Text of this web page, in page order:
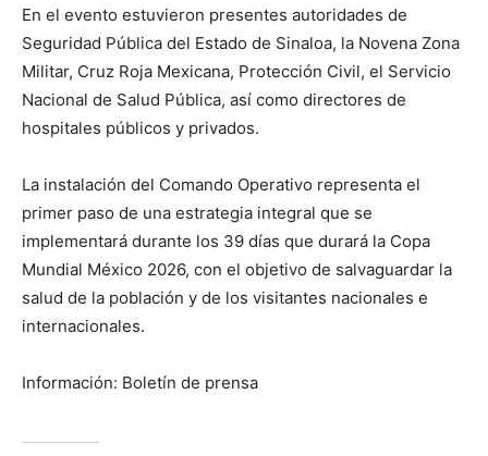
En el evento estuvieron presentes autoridades de
Seguridad Pública del Estado de Sinaloa, la Novena Zona
Militar, Cruz Roja Mexicana, Protección Civil, el Servicio
Nacional de Salud Pública, así como directores de
hospitales públicos y privados.
La instalación del Comando Operativo representa el
primer paso de una estrategia integral que se
implementará durante los 39 días que durará la Copa
Mundial México 2026, con el objetivo de salvaguardar la
salud de la población y de los visitantes nacionales e
internacionales.
Información: Boletín de prensa